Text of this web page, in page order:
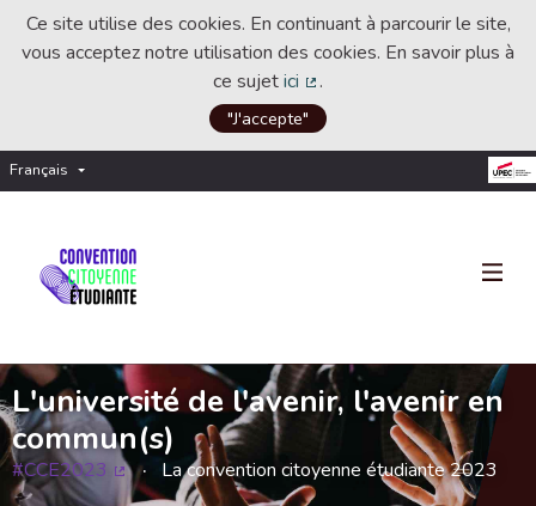
Ce site utilise des cookies. En continuant à parcourir le site,
vous acceptez notre utilisation des cookies. En savoir plus à
ce sujetici
(Lien externe)
.
"J'accepte"
Français Choisir la langue
L'université de l'avenir, l'avenir en
commun(s)
#CCE2023
(Lien externe)
La convention citoyenne étudiante 2023